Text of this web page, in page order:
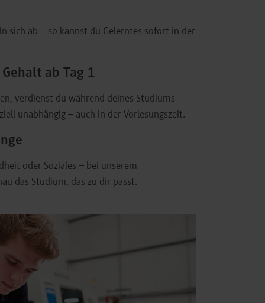
sich ab – so kannst du Gelerntes sofort in der
ab Tag 1
verdienst du während deines Studiums
unabhängig – auch in der Vorlesungszeit.
oder Soziales – bei unserem
das Studium, das zu dir passt.